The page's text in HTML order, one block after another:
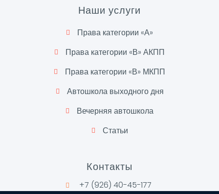
Наши услуги
Права категории «А»
Права категории «В» АКПП
Права категории «В» МКПП
Автошкола выходного дня
Вечерняя автошкола
Статьи
Контакты
+7 (926) 40-45-177